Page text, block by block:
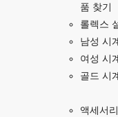
품 찾기
롤렉스
남성 시
여성 시
골드 시
액세서리